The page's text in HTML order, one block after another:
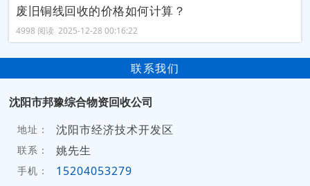
废旧铜线回收的价格如何计算？
4998 阅读 2025-12-28 00:16:22
联系我们
沈阳市邦豫综合物资回收公司
地址： 沈阳市经济技术开发区
联系： 姚先生
手机： 15204053279